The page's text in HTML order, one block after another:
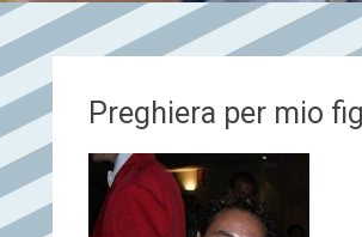
Preghiera per mio